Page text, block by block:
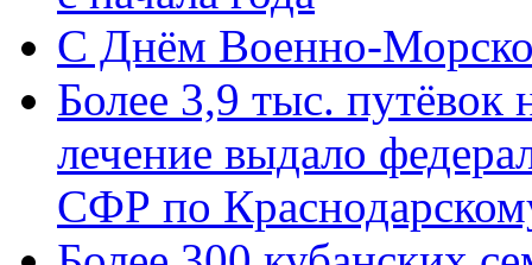
C Днём Военно-
Более 3,9 тыс. путёвок
лечение выдало
СФР по